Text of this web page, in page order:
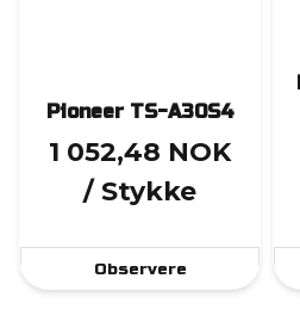
Pioneer TS-A30S4
1 052,48 NOK
/ Stykke
Observere